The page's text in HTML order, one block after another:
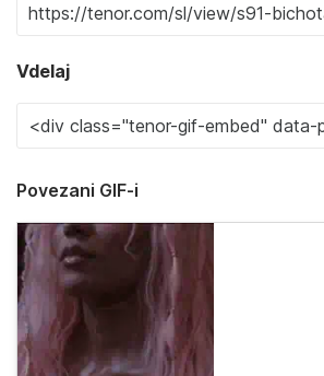
Vdelaj
Povezani GIF-i